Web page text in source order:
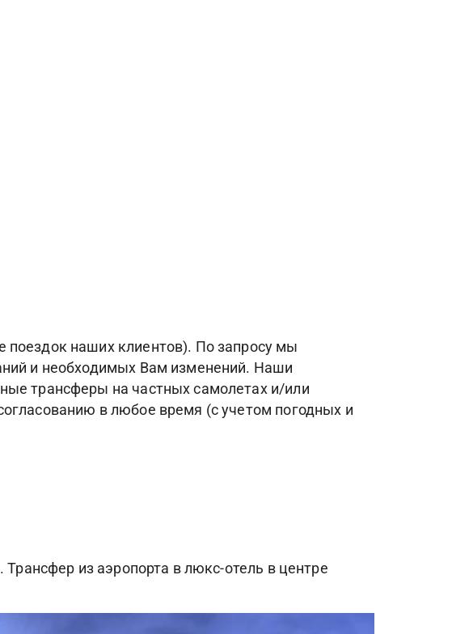
наших клиентов). По запросу мы
и необходимых Вам изменений. Наши
трансферы на частных самолетах и/или
в любое время (с учетом погодных и
из аэропорта в люкс-отель в центре